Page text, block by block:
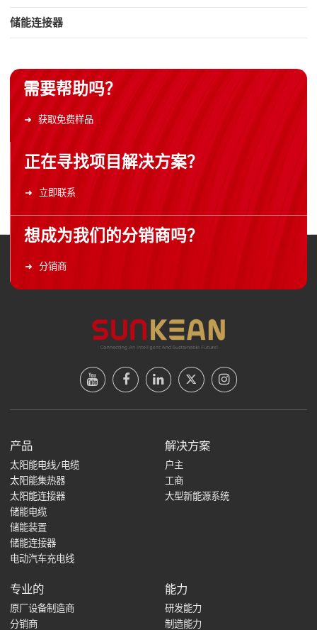
储能连接器
需要帮助吗？
获取免费样品
正在寻找项目解决方案？
立即联系
想成为我们的分销商吗？
分销商
产品
太阳能电线/电缆
太阳能集热器
太阳能连接器
储能电缆
储能装置
储能连接器
电动汽车充电线
解决方案
户主
工商
大型新能源系统
专业的
原厂设备制造商
分销商
能力
研发能力
制造能力